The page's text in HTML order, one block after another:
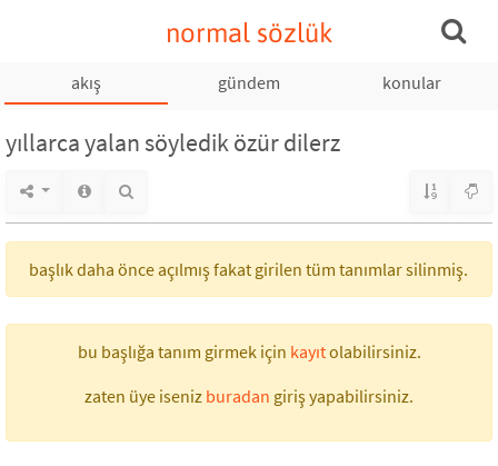
normal sözlük
akış gündem konular
yıllarca yalan söyledik özür dilerz
başlık daha önce açılmış fakat girilen tüm tanımlar silinmiş.
bu başlığa tanım girmek için kayıtolabilirsiniz.
zaten üye iseniz buradan giriş yapabilirsiniz.